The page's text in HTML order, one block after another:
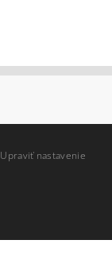
Upraviť nastavenie